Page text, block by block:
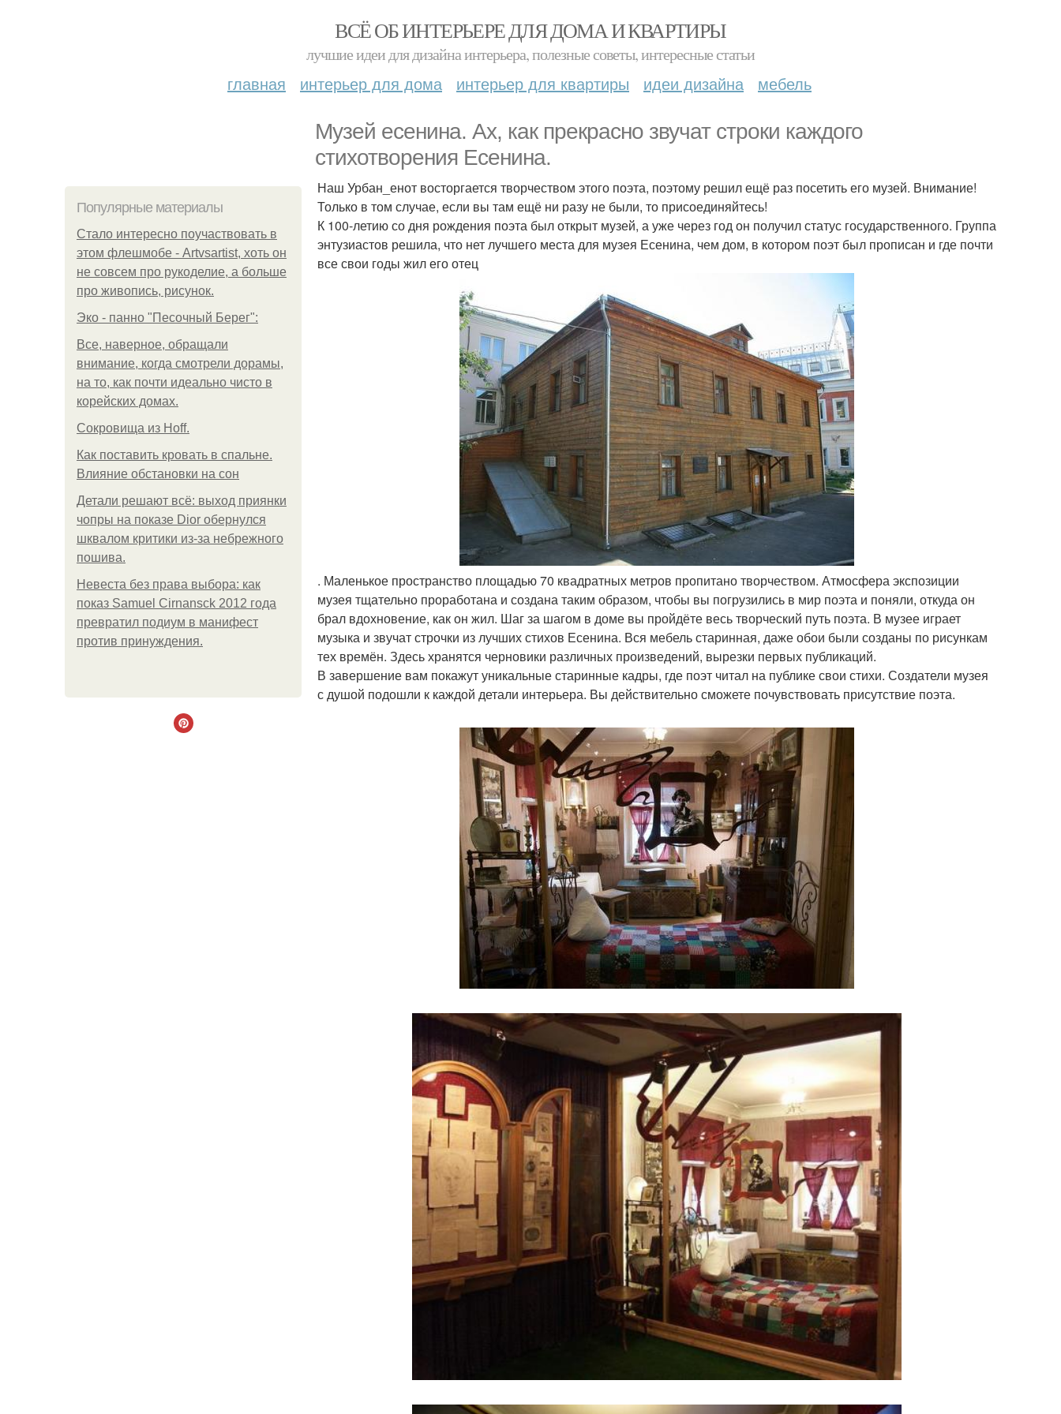
ВСЁ ОБ ИНТЕРЬЕРЕ ДЛЯ ДОМА И КВАРТИРЫ
лучшие идеи для дизайна интерьера, полезные советы, интересные статьи
главная интерьер для дома интерьер для квартиры идеи дизайна мебель
Музей есенина. Ах, как прекрасно звучат строки каждого
стихотворения Есенина.
Популярные материалы
Стало интересно поучаствовать в
этом флешмобе - Artvsartist, хоть он
не совсем про рукоделие, а больше
про живопись, рисунок.
Эко - панно "Песочный Берег":
Все, наверное, обращали
внимание, когда смотрели дорамы,
на то, как почти идеально чисто в
корейских домах.
Сокровища из Hoff.
Как поставить кровать в спальне.
Влияние обстановки на сон
Детали решают всё: выход приянки
чопры на показе Dior обернулся
шквалом критики из-за небрежного
пошива.
Невеста без права выбора: как
показ Samuel Cirnansck 2012 года
превратил подиум в манифест
против принуждения.
Наш Урбан_енот восторгается творчеством этого поэта, поэтому решил ещё раз посетить его музей. Внимание!
Только в том случае, если вы там ещё ни разу не были, то присоединяйтесь!
К 100-летию со дня рождения поэта был открыт музей, а уже через год он получил статус государственного. Группа
энтузиастов решила, что нет лучшего места для музея Есенина, чем дом, в котором поэт был прописан и где почти
все свои годы жил его отец
. Маленькое пространство площадью 70 квадратных метров пропитано творчеством. Атмосфера экспозиции
музея тщательно проработана и создана таким образом, чтобы вы погрузились в мир поэта и поняли, откуда он
брал вдохновение, как он жил. Шаг за шагом в доме вы пройдёте весь творческий путь поэта. В музее играет
музыка и звучат строчки из лучших стихов Есенина. Вся мебель старинная, даже обои были созданы по рисункам
тех времён. Здесь хранятся черновики различных произведений, вырезки первых публикаций.
В завершение вам покажут уникальные старинные кадры, где поэт читал на публике свои стихи. Создатели музея
с душой подошли к каждой детали интерьера. Вы действительно сможете почувствовать присутствие поэта.